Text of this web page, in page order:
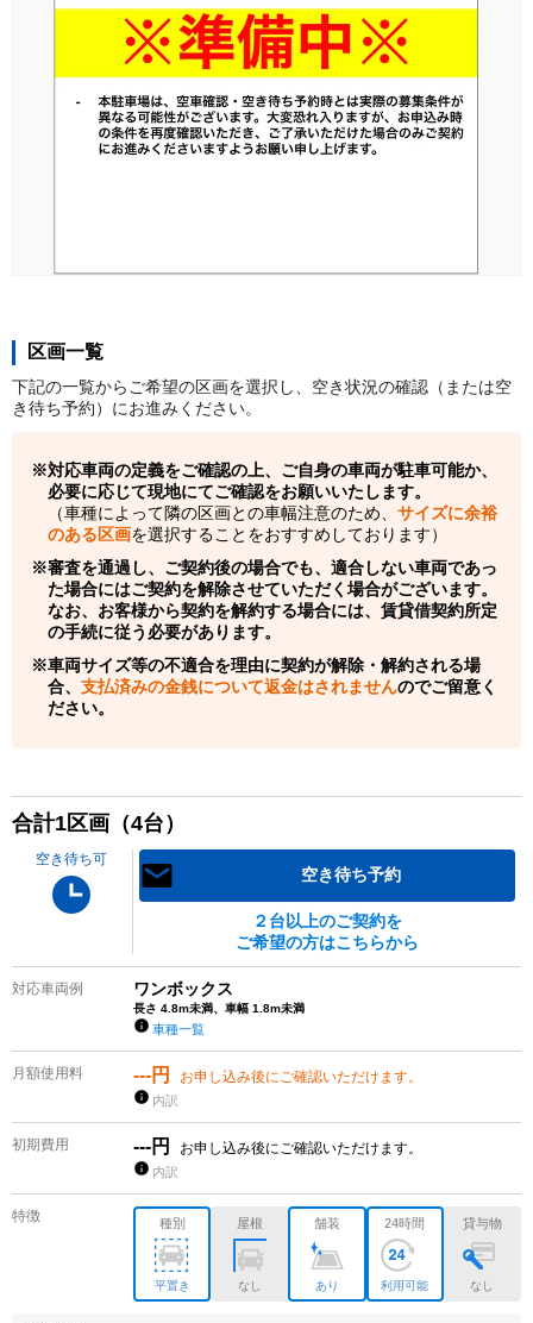
区画一覧
下記の一覧からご希望の区画を選択し、空き状況の確認（または空
き待ち予約）にお進みください。
対応車両の定義をご確認の上、ご自身の車両が駐車可能か、
必要に応じて現地にてご確認をお願いいたします。
（車種によって隣の区画との車幅注意のため、 サイズに余裕
のある区画を選択することをおすすめしております）
審査を通過し、ご契約後の場合でも、適合しない車両であっ
た場合にはご契約を解除させていただく場合がございます。
なお、お客様から契約を解約する場合には、賃貸借契約所定
の手続に従う必要があります。
車両サイズ等の不適合を理由に契約が解除・解約される場
合、 支払済みの金銭について返金はされませんのでご留意く
ださい。
合計1区画（4台）
空き待ち可
空き待ち予約
２台以上のご契約を
ご希望の方はこちらから
対応車両例 ワンボックス
長さ 4.8m未満、車幅 1.8m未満
車種一覧
月額使用料 ---円 お申し込み後にご確認いただけます。
内訳
初期費用 ---円 お申し込み後にご確認いただけます。
内訳
特徴 種別
平置き
屋根
なし
舗装
あり
24時間
利用可能
貸与物
なし